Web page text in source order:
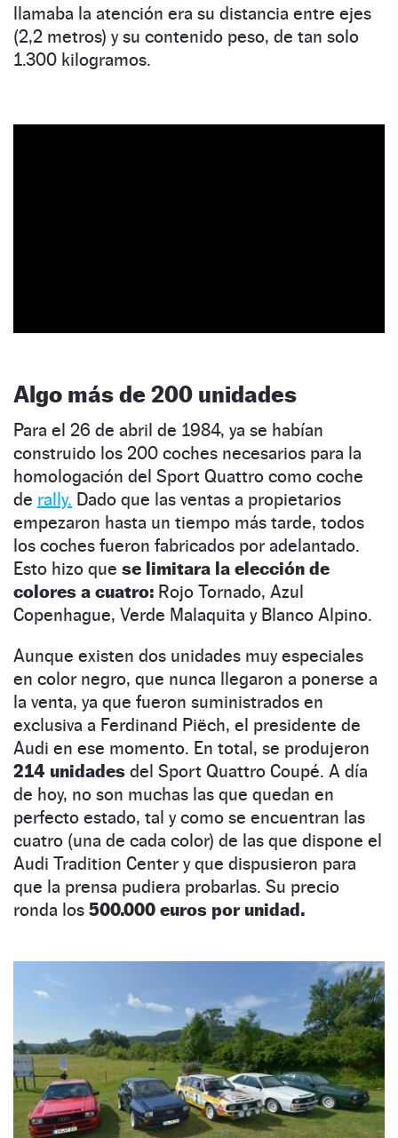
llamaba la atención era su distancia entre ejes
(2,2 metros) y su contenido peso, de tan solo
1.300 kilogramos.
Algo más de 200 unidades
Para el 26 de abril de 1984, ya se habían
construido los 200 coches necesarios para la
homologación del Sport Quattro como coche
de rally. Dado que las ventas a propietarios
empezaron hasta un tiempo más tarde, todos
los coches fueron fabricados por adelantado.
Esto hizo que se limitara la elección de
colores a cuatro: Rojo Tornado, Azul
Copenhague, Verde Malaquita y Blanco Alpino.
Aunque existen dos unidades muy especiales
en color negro, que nunca llegaron a ponerse a
la venta, ya que fueron suministrados en
exclusiva a Ferdinand Piëch, el presidente de
Audi en ese momento. En total, se produjeron
214 unidades del Sport Quattro Coupé. A día
de hoy, no son muchas las que quedan en
perfecto estado, tal y como se encuentran las
cuatro (una de cada color) de las que dispone el
Audi Tradition Center y que dispusieron para
que la prensa pudiera probarlas. Su precio
ronda los 500.000 euros por unidad.